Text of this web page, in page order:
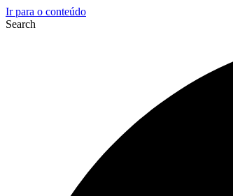
Ir para o conteúdo
Search